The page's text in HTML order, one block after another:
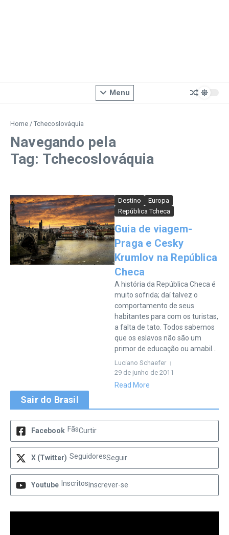
Menu
Home / Tchecoslováquia
Navegando pela
Tag: Tchecoslováquia
Destino
Europa
República Tcheca
Guia de viagem-
Praga e Cesky
Krumlov na República
Checa
A história da República Checa é
muito sofrida; daí talvez o
comportamento de seus
habitantes para com os turistas,
a falta de tato. Todos sabemos
que os eslavos não são um
primor de educação ou amabil...
Luciano Schaefer
29 de junho de 2011
Read More
Sair do Brasil
Facebook FãsCurtir
X (Twitter) SeguidoresSeguir
Youtube Inscritos Inscrever-se